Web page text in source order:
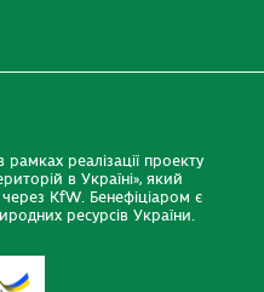
реалізації проекту
в Україні», який
KfW. Бенефіціаром є
ресурсів України.